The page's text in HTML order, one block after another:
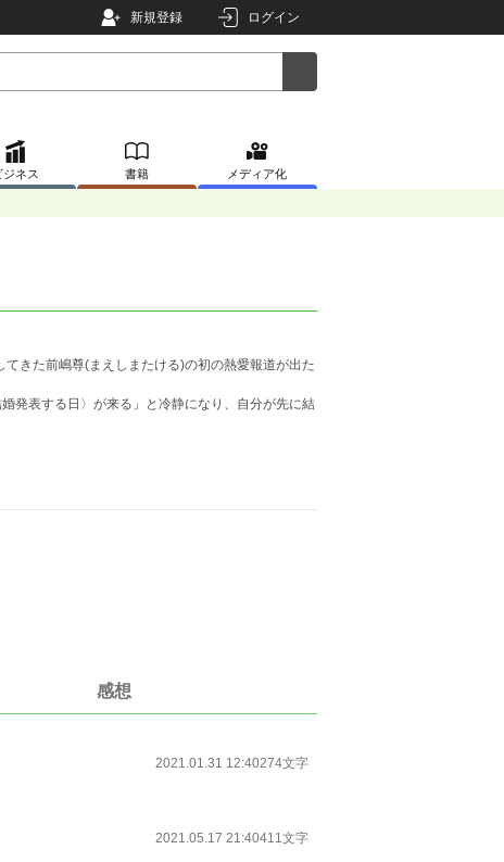
新規登録 ログイン
ジネス 書籍 メディア化
きた前嶋尊(まえしまたける)の初の熱愛報道が出た
発表する日〉が来る」と冷静になり、自分が先に結
感想
2021.01.31 12:40274文字
2021.05.17 21:40411文字